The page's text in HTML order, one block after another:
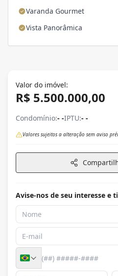
Varanda Gourmet
Vista Panorâmica
Valor do imóvel:
R$ 5.500.000,00
Condomínio:- -IPTU:- -
Valores sujeitos a alteração sem aviso
Avise-nos de seu interesse e